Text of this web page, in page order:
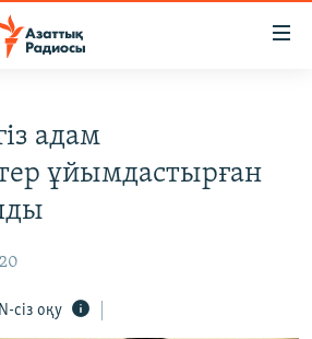
адам
ұйымдастырған
сіз оқу